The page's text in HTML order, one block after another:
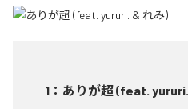
1 ： ありが超 (feat.